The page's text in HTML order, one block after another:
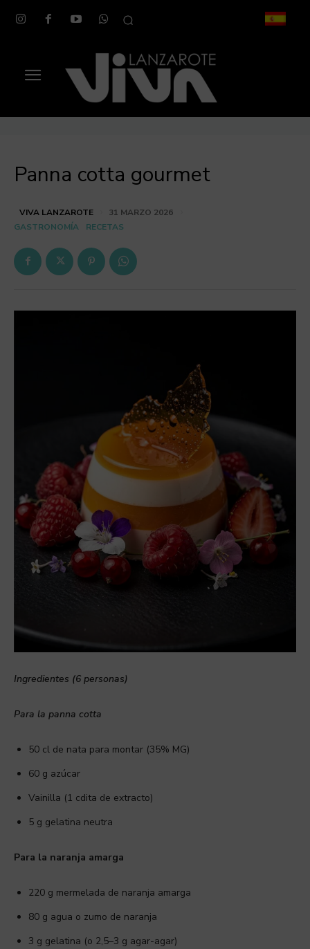
Panna cotta gourmet
VIVA LANZAROTE
31 MARZO 2026
GASTRONOMÍA
RECETAS
Ingredientes (6 personas)
Para la panna cotta
50 cl de nata para montar (35% MG)
60 g azúcar
Vainilla (1 cdita de extracto)
5 g gelatina neutra
Para la naranja amarga
220 g mermelada de naranja amarga
80 g agua o zumo de naranja
3 g gelatina (o 2,5–3 g agar-agar)